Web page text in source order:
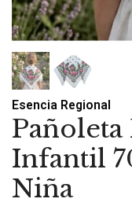
Esencia Regional
Infantil
Niña